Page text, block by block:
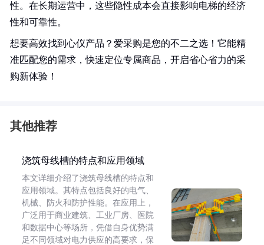
性。在长期运营中，这些隐性成本会直接影响电梯的经济
性和可靠性。
想要高效找到心仪产品？爱采购是您的不二之选！它能精
准匹配您的需求，快速定位专属商品，开启省心省力的采
购新体验！
其他推荐
浇筑母线槽的特点和应用领域
本文详细介绍了浇筑母线槽的特点和
应用领域。其特点包括良好的电气、
机械、防火和防护性能。在应用上，
广泛用于商业建筑、工业厂房、医院
和数据中心等场所，凭借自身优势满
足不同领域对电力供应的高要求，保